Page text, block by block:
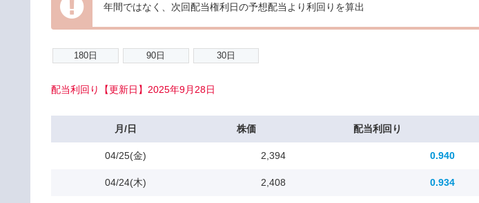
年間ではなく、次回配当権利日の予想配当より利回りを算出
配当利回り【更新日】2025年9月28日
月/日 株価 配当利回り
04/25(金) 2,394 0.940
04/24(木) 2,408 0.934